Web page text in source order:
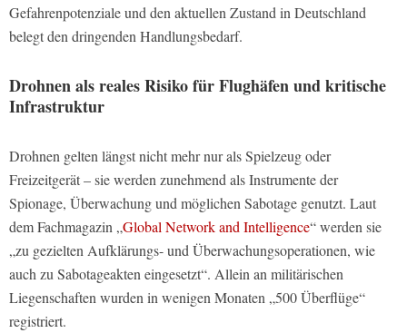
Gefahrenpotenziale und den aktuellen Zustand in Deutschland
belegt den dringenden Handlungsbedarf.
Drohnen als reales Risiko für Flughäfen und kritische
Infrastruktur
Drohnen gelten längst nicht mehr nur als Spielzeug oder
Freizeitgerät – sie werden zunehmend als Instrumente der
Spionage, Überwachung und möglichen Sabotage genutzt. Laut
dem Fachmagazin „Global Network and Intelligence“ werden sie
„zu gezielten Aufklärungs- und Überwachungsoperationen, wie
auch zu Sabotageakten eingesetzt“. Allein an militärischen
Liegenschaften wurden in wenigen Monaten „500 Überflüge“
registriert.